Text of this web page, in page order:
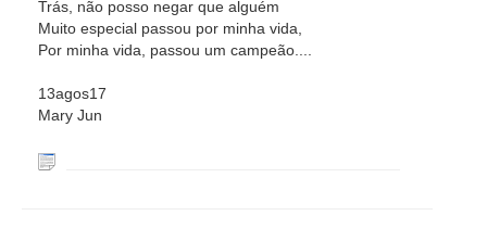
Trás, não posso negar que alguém
Muito especial passou por minha vida,
Por minha vida, passou um campeão....
13agos17
Mary Jun